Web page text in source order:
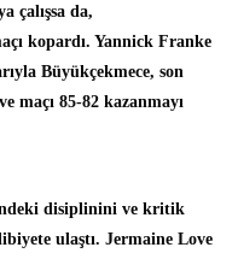
çalışsa da,
kopardı. Yannick Franke
Büyükçekmece, son
maçı 85-82 kazanmayı
disiplinini ve kritik
ulaştı. Jermaine Love